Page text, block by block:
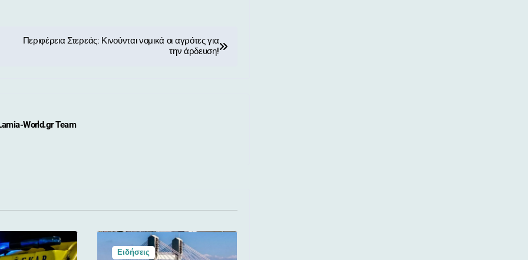
Περιφέρεια Στερεάς: Κινούνται νομικά οι αγρότες για
την άρδευση!
World.gr Team
Ειδήσεις